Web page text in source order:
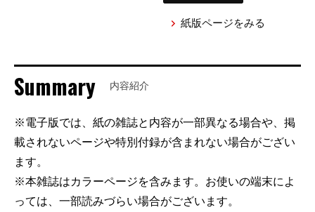
紙版ページをみる
Summary 内容紹介
※電子版では、紙の雑誌と内容が一部異なる場合や、掲
載されないページや特別付録が含まれない場合がござい
ます。
※本雑誌はカラーページを含みます。お使いの端末によ
っては、一部読みづらい場合がございます。